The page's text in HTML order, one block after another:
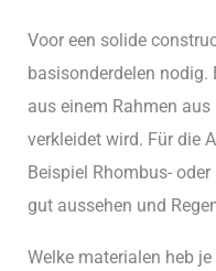
Voor een solide
basisonderdelen
aus einem Rahmen
verkleidet wird. Für die
Beispiel Rhombus-
gut aussehen und
Welke materialen heb